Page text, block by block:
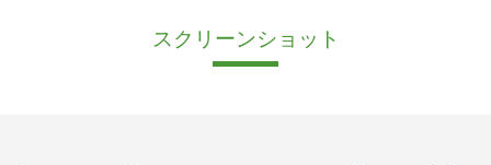
スクリーンショット